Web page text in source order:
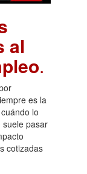
al
.
es la
lo
suele pasar
cotizadas